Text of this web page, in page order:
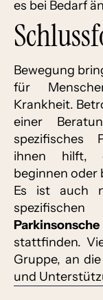
es bei Bedarf
Bewegung
für
Krankheit.
einer
spezifisches
ihnen hilft,
beginnen oder
Es ist auch
stattfinden.
Gruppe, an
und